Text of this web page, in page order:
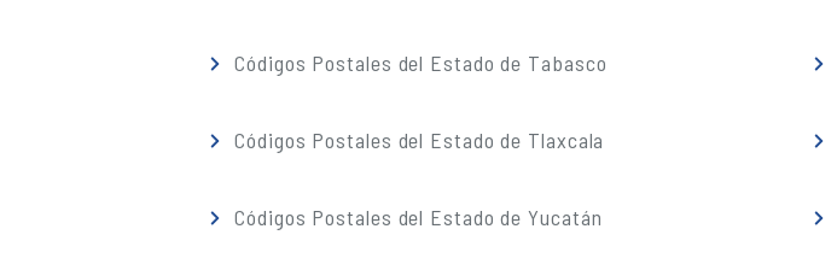
Códigos Postales del Estado de Tabasco
Códigos Postales del Estado de Tlaxcala
Códigos Postales del Estado de Yucatán